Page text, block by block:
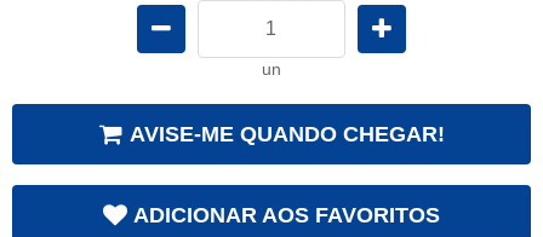
un
AVISE-ME QUANDO CHEGAR!
ADICIONAR AOS FAVORITOS